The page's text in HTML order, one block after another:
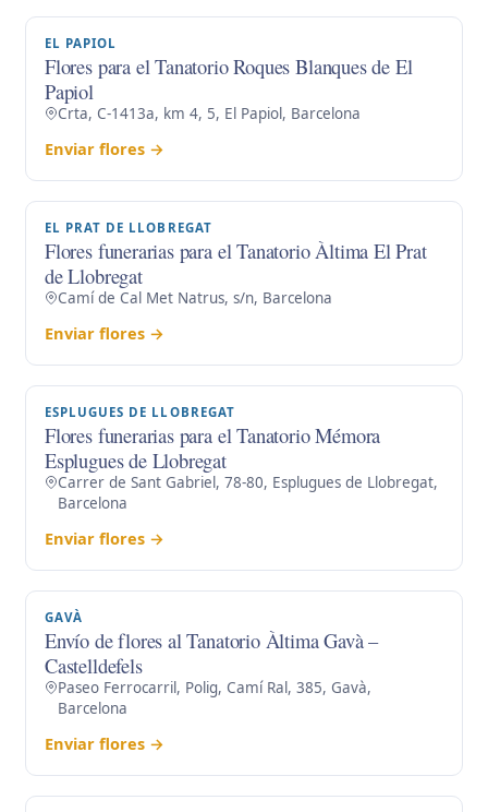
EL PAPIOL
Flores para el Tanatorio Roques Blanques de El
Papiol
Crta, C-1413a, km 4, 5, El Papiol, Barcelona
Enviar flores →
EL PRAT DE LLOBREGAT
Flores funerarias para el Tanatorio Àltima El Prat
de Llobregat
Camí de Cal Met Natrus, s/n, Barcelona
Enviar flores →
ESPLUGUES DE LLOBREGAT
Flores funerarias para el Tanatorio Mémora
Esplugues de Llobregat
Carrer de Sant Gabriel, 78-80, Esplugues de Llobregat,
Barcelona
Enviar flores →
GAVÀ
Envío de flores al Tanatorio Àltima Gavà –
Castelldefels
Paseo Ferrocarril, Polig, Camí Ral, 385, Gavà,
Barcelona
Enviar flores →